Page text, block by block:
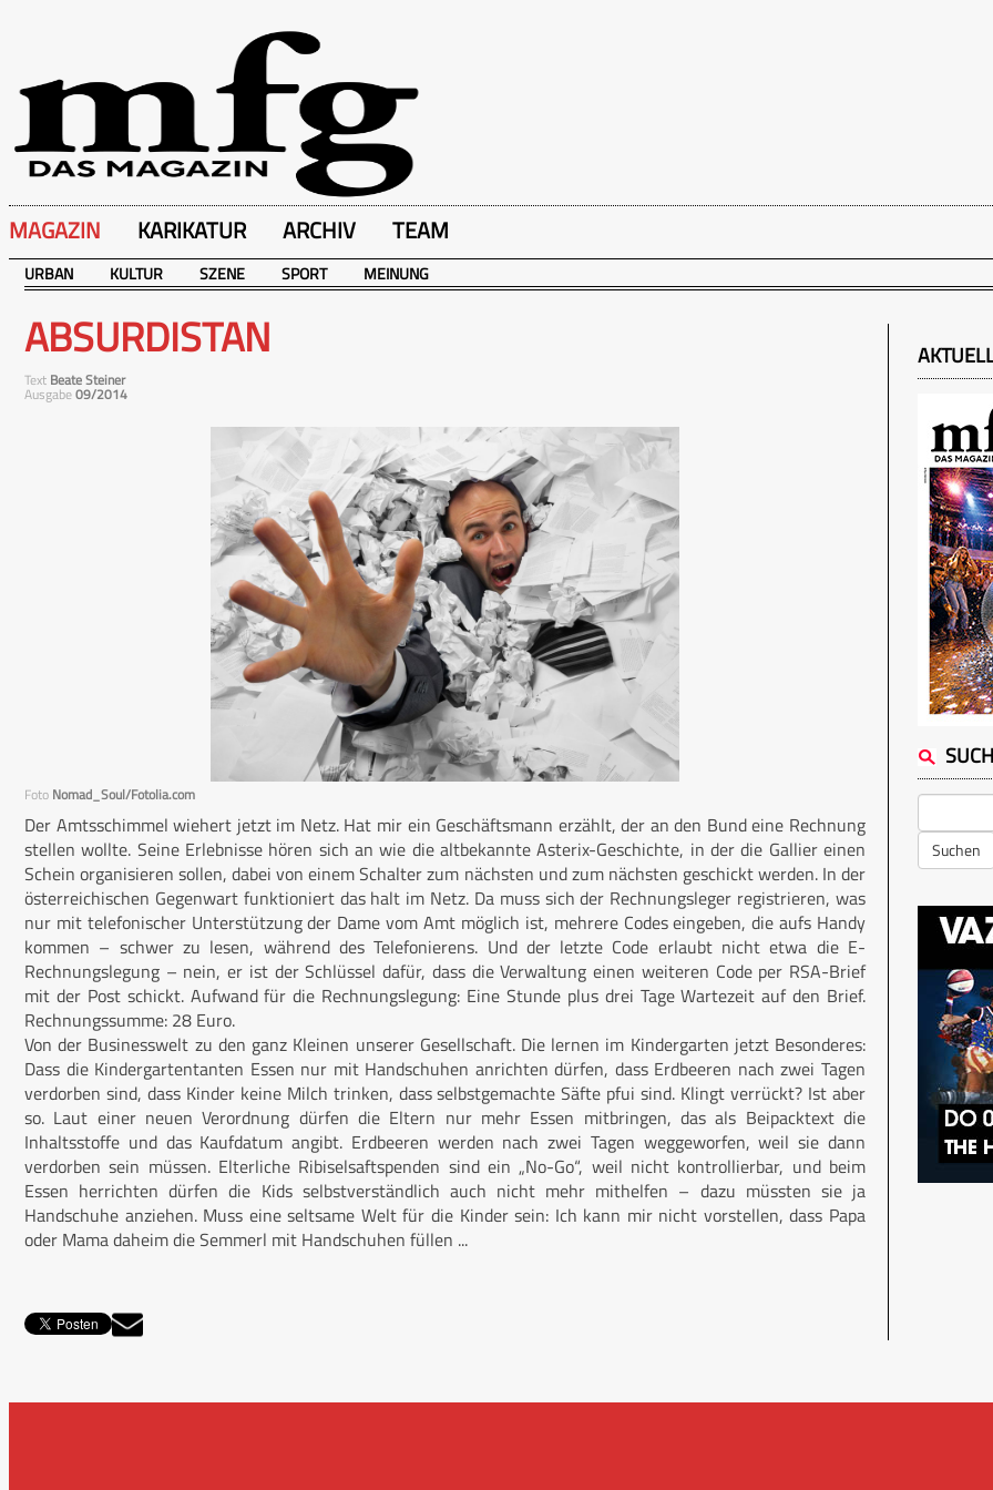
MAGAZIN KARIKATUR ARCHIV TEAM
URBAN KULTUR SZENE SPORT MEINUNG
ABSURDISTAN
Text Beate Steiner
Ausgabe09/2014
Foto Nomad_Soul/Fotolia.com
Der Amtsschimmel wiehert jetzt im Netz. Hat mir ein Geschäftsmann erzählt, der an den Bund eine Rechnung
stellen wollte. Seine Erlebnisse hören sich an wie die altbekannte Asterix-Geschichte, in der die Gallier einen
Schein organisieren sollen, dabei von einem Schalter zum nächsten und zum nächsten geschickt werden. In der
österreichischen Gegenwart funktioniert das halt im Netz. Da muss sich der Rechnungsleger registrieren, was
nur mit telefonischer Unterstützung der Dame vom Amt möglich ist, mehrere Codes eingeben, die aufs Handy
kommen – schwer zu lesen, während des Telefonierens. Und der letzte Code erlaubt nicht etwa die E-
Rechnungslegung – nein, er ist der Schlüssel dafür, dass die Verwaltung einen weiteren Code per RSA-Brief
mit der Post schickt. Aufwand für die Rechnungslegung: Eine Stunde plus drei Tage Wartezeit auf den Brief.
Rechnungssumme: 28 Euro.
Von der Businesswelt zu den ganz Kleinen unserer Gesellschaft. Die lernen im Kindergarten jetzt Besonderes:
Dass die Kindergartentanten Essen nur mit Handschuhen anrichten dürfen, dass Erdbeeren nach zwei Tagen
verdorben sind, dass Kinder keine Milch trinken, dass selbstgemachte Säfte pfui sind. Klingt verrückt? Ist aber
so. Laut einer neuen Verordnung dürfen die Eltern nur mehr Essen mitbringen, das als Beipacktext die
Inhaltsstoffe und das Kaufdatum angibt. Erdbeeren werden nach zwei Tagen weggeworfen, weil sie dann
verdorben sein müssen. Elterliche Ribiselsaftspenden sind ein „No-Go“, weil nicht kontrollierbar, und beim
Essen herrichten dürfen die Kids selbstverständlich auch nicht mehr mithelfen – dazu müssten sie ja
Handschuhe anziehen. Muss eine seltsame Welt für die Kinder sein: Ich kann mir nicht vorstellen, dass Papa
oder Mama daheim die Semmerl mit Handschuhen füllen ...
Suchen